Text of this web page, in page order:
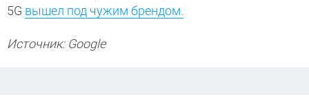
5G вышел под чужим брендом.
Источник: Google